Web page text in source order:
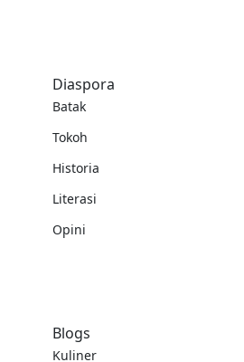
Diaspora
Batak
Tokoh
Historia
Literasi
Opini
Blogs
Kuliner